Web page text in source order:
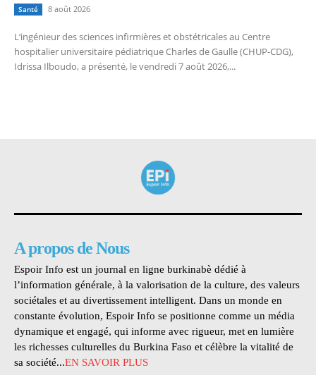
Santé 8 août 2026
L’ingénieur des sciences infirmières et obstétricales au Centre
hospitalier universitaire pédiatrique Charles de Gaulle (CHUP-CDG),
Idrissa Ilboudo, a présenté, le vendredi 7 août 2026,...
A propos de Nous
Espoir Info est un journal en ligne burkinabè dédié à
l’information générale, à la valorisation de la culture, des valeurs
sociétales et au divertissement intelligent. Dans un monde en
constante évolution, Espoir Info se positionne comme un média
dynamique et engagé, qui informe avec rigueur, met en lumière
les richesses culturelles du Burkina Faso et célèbre la vitalité de
sa société...EN SAVOIR PLUS